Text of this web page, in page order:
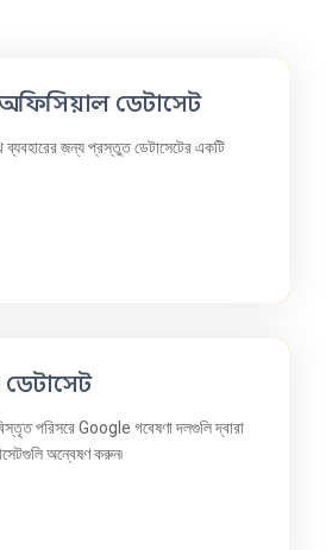
ডেটাসেট
জন্য প্রস্তুত ডেটাসেটের একটি
পরিসরে Google গবেষণা দলগুলি দ্বারা
অন্বেষণ করুন৷